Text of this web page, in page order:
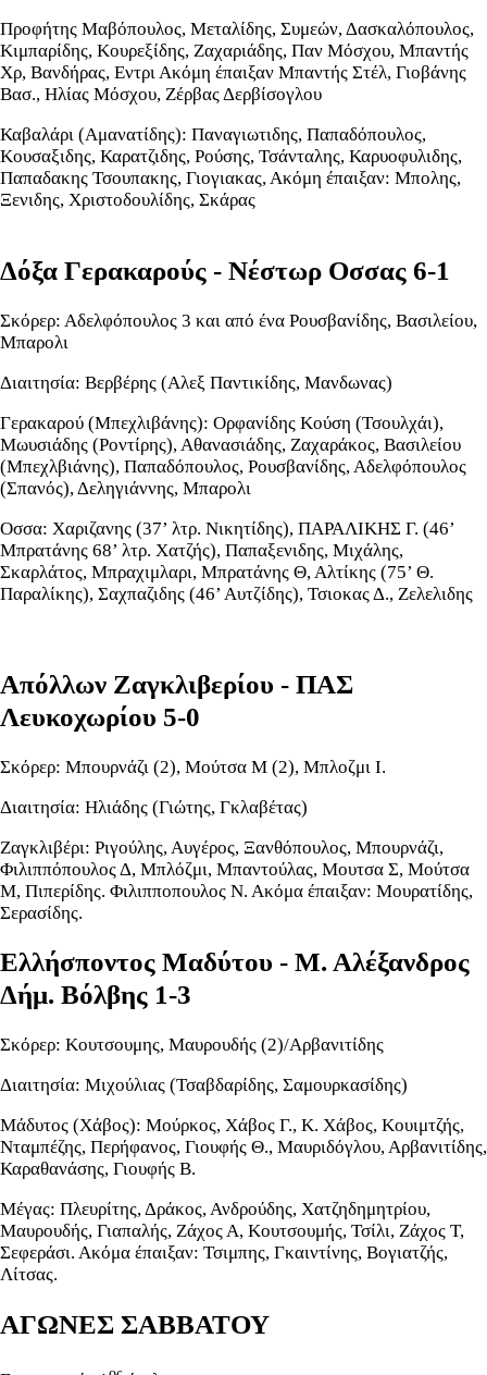
Προφήτης Μαβόπουλος, Μεταλίδης, Συμεών, Δασκαλόπουλος,
Κιμπαρίδης, Κουρεξίδης, Ζαχαριάδης, Παν Μόσχου, Μπαντής
Χρ, Βανδήρας, Εντρι Ακόμη έπαιξαν Μπαντής Στέλ, Γιοβάνης
Βασ., Ηλίας Μόσχου, Ζέρβας Δερβίσογλου
Καβαλάρι (Αμανατίδης): Παναγιωτιδης, Παπαδόπουλος,
Κουσαξιδης, Καρατζιδης, Ρούσης, Τσάνταλης, Καρυοφυλιδης,
Παπαδακης Τσουπακης, Γιογιακας, Ακόμη έπαιξαν: Μπολης,
Ξενιδης, Χριστοδουλίδης, Σκάρας
Δόξα Γερακαρούς - Νέστωρ Οσσας 6-1
Σκόρερ: Αδελφόπουλος 3 και από ένα Ρουσβανίδης, Βασιλείου,
Μπαρολι
Διαιτησία: Βερβέρης (Αλεξ Παντικίδης, Μανδωνας)
Γερακαρού (Μπεχλιβάνης): Ορφανίδης Κούση (Τσουλχάι),
Μωυσιάδης (Ροντίρης), Αθανασιάδης, Ζαχαράκος, Βασιλείου
(Μπεχλβιάνης), Παπαδόπουλος, Ρουσβανίδης, Αδελφόπουλος
(Σπανός), Δεληγιάννης, Μπαρολι
Οσσα: Χαριζανης (37’ λτρ. Νικητίδης), ΠΑΡΑΛΙΚΗΣ Γ. (46’
Μπρατάνης 68’ λτρ. Χατζής), Παπαξενιδης, Μιχάλης,
Σκαρλάτος, Μπραχιμλαρι, Μπρατάνης Θ, Αλτίκης (75’ Θ.
Παραλίκης), Σαχπαζιδης (46’ Αυτζίδης), Τσιοκας Δ., Ζελελιδης
Απόλλων Ζαγκλιβερίου - ΠΑΣ
Λευκοχωρίου 5-0
Σκόρερ: Μπουρνάζι (2), Μούτσα Μ (2), Μπλοζμι Ι.
Διαιτησία: Ηλιάδης (Γιώτης, Γκλαβέτας)
Ζαγκλιβέρι: Ριγούλης, Αυγέρος, Ξανθόπουλος, Μπουρνάζι,
Φιλιππόπουλος Δ, Μπλόζμι, Μπαντούλας, Μουτσα Σ, Μούτσα
Μ, Πιπερίδης. Φιλιπποπουλος Ν. Ακόμα έπαιξαν: Μουρατίδης,
Σερασίδης.
Ελλήσποντος Μαδύτου - Μ. Αλέξανδρος
Δήμ. Βόλβης 1-3
Σκόρερ: Κουτσουμης, Μαυρουδής (2)/Αρβανιτίδης
Διαιτησία: Μιχούλιας (Τσαβδαρίδης, Σαμουρκασίδης)
Μάδυτος (Χάβος): Μούρκος, Χάβος Γ., Κ. Χάβος, Κουιμτζής,
Νταμπέζης, Περήφανος, Γιουφής Θ., Μαυριδόγλου, Αρβανιτίδης,
Καραθανάσης, Γιουφής Β.
Μέγας: Πλευρίτης, Δράκος, Ανδρούδης, Χατζηδημητρίου,
Μαυρουδής, Γιαπαλής, Ζάχος Α, Κουτσουμής, Τσίλι, Ζάχος Τ,
Σεφεράσι. Ακόμα έπαιξαν: Τσιμπης, Γκαιντίνης, Βογιατζής,
Λίτσας.
ΑΓΩΝΕΣ ΣΑΒΒΑΤΟΥ